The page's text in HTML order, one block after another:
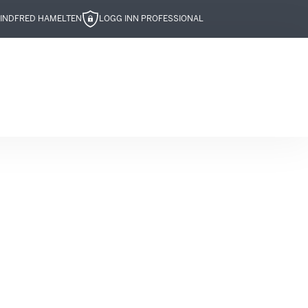
FRED HAMELTEN LOGG INN PROFESSIONAL